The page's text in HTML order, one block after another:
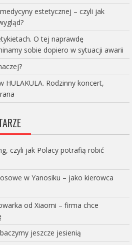
estetycznej – czyli jak
O tej naprawdę
sobie dopiero w sytuacji awarii
HULAKULA. Rodzinny koncert,
czyli jak Polacy potrafią robić
w Yanosiku – jako kierowca
od Xiaomi – firma chce
jeszcze jesienią